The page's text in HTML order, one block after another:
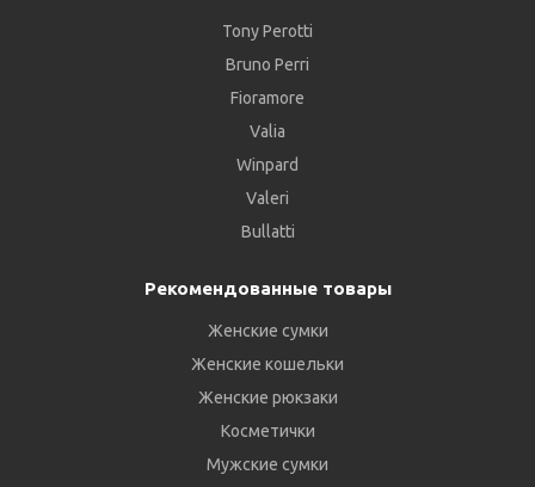
Tony Perotti
Bruno Perri
Fioramore
Valia
Winpard
Valeri
Bullatti
Рекомендованные товары
Женские сумки
Женские кошельки
Женские рюкзаки
Косметички
Мужские сумки